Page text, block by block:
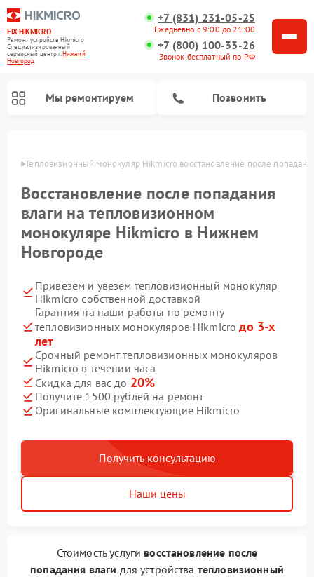
FIX-HIKMICRO
Ремонт устройств Hikmicro
Специализированный
cервисный центр г.Нижний
Новгород
+7 (831) 231-05-25
Ежедневно с 9:00 до 21:00
+7 (800) 100-33-26
Звонок бесплатный по РФ
Мы ремонтируем Позвонить
Тепловизионный монокуляр Hikmicro восстановление после
Восстановление после попадания
влаги на тепловизионном
монокуляре Hikmicro в Нижнем
Новгороде
Привезем и увезем тепловизионный монокуляр
Hikmicro собственной доставкой
Гарантия на наши работы по ремонту
тепловизионных монокуляров Hikmicroдо 3-х
лет
Срочный ремонт тепловизионных монокуляров
Hikmicro в течении часа
Скидка для вас до 20%
Получите 1500 рублей на ремонт
Оригинальные комплектующие Hikmicro
Получить консультацию
Наши цены
Стоимость услуги восстановление после
попадания влаги для устройства тепловизионный